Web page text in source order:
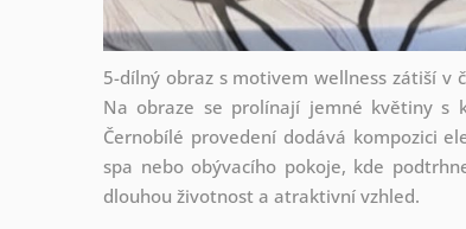
5-dílný obraz s motivem wellness zátiší
Na obraze se prolínají jemné květiny s
Černobílé provedení dodává kompozici
spa nebo obývacího pokoje, kde
dlouhou životnost a atraktivní vzhled.